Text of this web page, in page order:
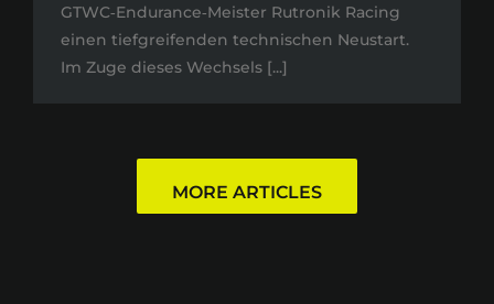
GTWC‑Endurance‑Meister Rutronik Racing
einen tiefgreifenden technischen Neustart.
Im Zuge dieses Wechsels [...]
MORE ARTICLES